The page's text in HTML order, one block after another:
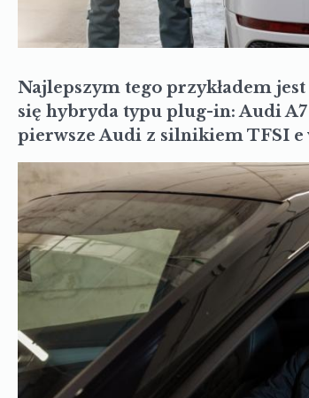
Najlepszym tego przykładem
się hybryda typu plug-in: Audi
pierwsze Audi z silnikiem TFSI e